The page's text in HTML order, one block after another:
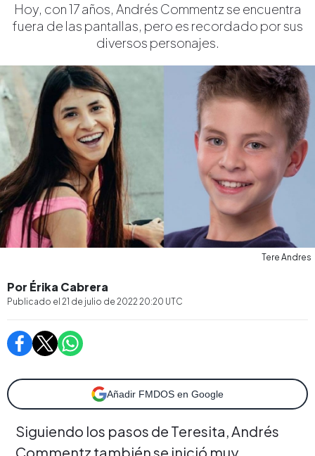
Hoy, con 17 años, Andrés Commentz se encuentra
fuera de las pantallas, pero es recordado por sus
diversos personajes.
Tere Andres
Por Érika Cabrera
Publicado el 21 de julio de 2022 20:20 UTC
Añadir FMDOS en Google
Siguiendo los pasos de Teresita, Andrés
Commentz también se inició muy